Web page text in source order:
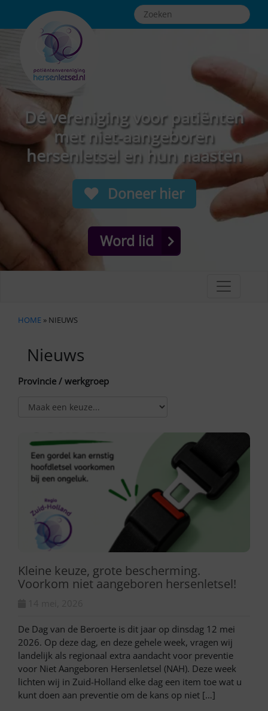
Dé vereniging voor patiënten
met niet-aangeboren
hersenletsel en hun naasten
Doneer hier
Word lid
HOME » NIEUWS
Nieuws
Provincie / werkgroep
Kleine keuze, grote bescherming.
Voorkom niet aangeboren hersenletsel!
De Dag van de Beroerte is dit jaar op dinsdag 12 mei
2026. Op deze dag, en deze gehele week, vragen wij
landelijk als regionaal extra aandacht voor preventie
voor Niet Aangeboren Hersenletsel (NAH). Deze week
lichten wij in Zuid-Holland elke dag een item toe wat u
kunt doen aan preventie om de kans op niet […]